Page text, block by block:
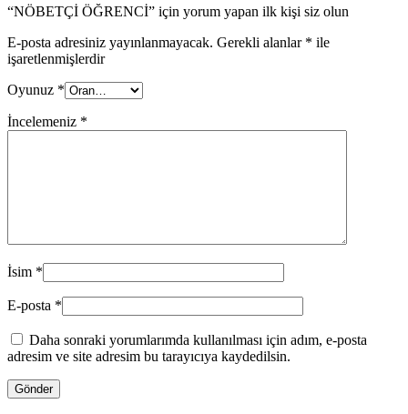
“NÖBETÇİ ÖĞRENCİ” için yorum yapan ilk kişi siz olun
E-posta adresiniz yayınlanmayacak. Gerekli alanlar * ile
işaretlenmişlerdir
Oyunuz *
İncelemeniz *
İsim *
E-posta *
Daha sonraki yorumlarımda kullanılması için adım, e-posta
adresim ve site adresim bu tarayıcıya kaydedilsin.